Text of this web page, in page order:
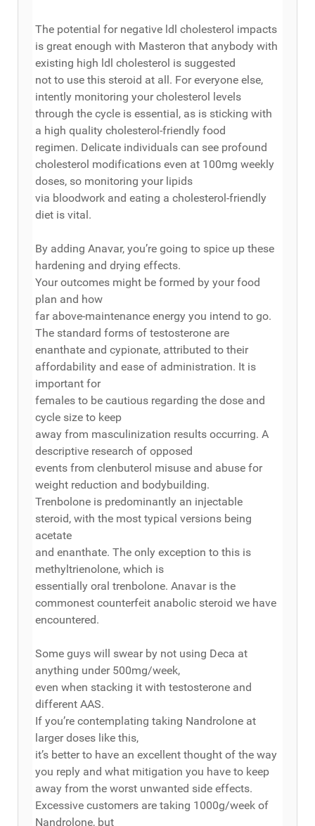
The potential for negative ldl cholesterol impacts
is great enough with Masteron that anybody with
existing high ldl cholesterol is suggested
not to use this steroid at all. For everyone else,
intently monitoring your cholesterol levels
through the cycle is essential, as is sticking with
a high quality cholesterol-friendly food
regimen. Delicate individuals can see profound
cholesterol modifications even at 100mg weekly
doses, so monitoring your lipids
via bloodwork and eating a cholesterol-friendly
diet is vital.
By adding Anavar, you’re going to spice up these
hardening and drying effects.
Your outcomes might be formed by your food
plan and how
far above-maintenance energy you intend to go.
The standard forms of testosterone are
enanthate and cypionate, attributed to their
affordability and ease of administration. It is
important for
females to be cautious regarding the dose and
cycle size to keep
away from masculinization results occurring. A
descriptive research of opposed
events from clenbuterol misuse and abuse for
weight reduction and bodybuilding.
Trenbolone is predominantly an injectable
steroid, with the most typical versions being
acetate
and enanthate. The only exception to this is
methyltrienolone, which is
essentially oral trenbolone. Anavar is the
commonest counterfeit anabolic steroid we have
encountered.
Some guys will swear by not using Deca at
anything under 500mg/week,
even when stacking it with testosterone and
different AAS.
If you’re contemplating taking Nandrolone at
larger doses like this,
it’s better to have an excellent thought of the way
you reply and what mitigation you have to keep
away from the worst unwanted side effects.
Excessive customers are taking 1000g/week of
Nandrolone, but